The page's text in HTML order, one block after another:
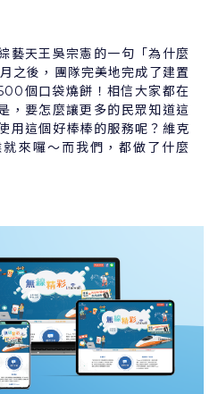
藝天王吳宗憲的一句「為什麼
之後，團隊完美地完成了建置
個口袋燒餅！相信大家都在
，要怎麼讓更多的民眾知道這
用這個好棒棒的服務呢？維克
來囉～而我們，都做了什麼